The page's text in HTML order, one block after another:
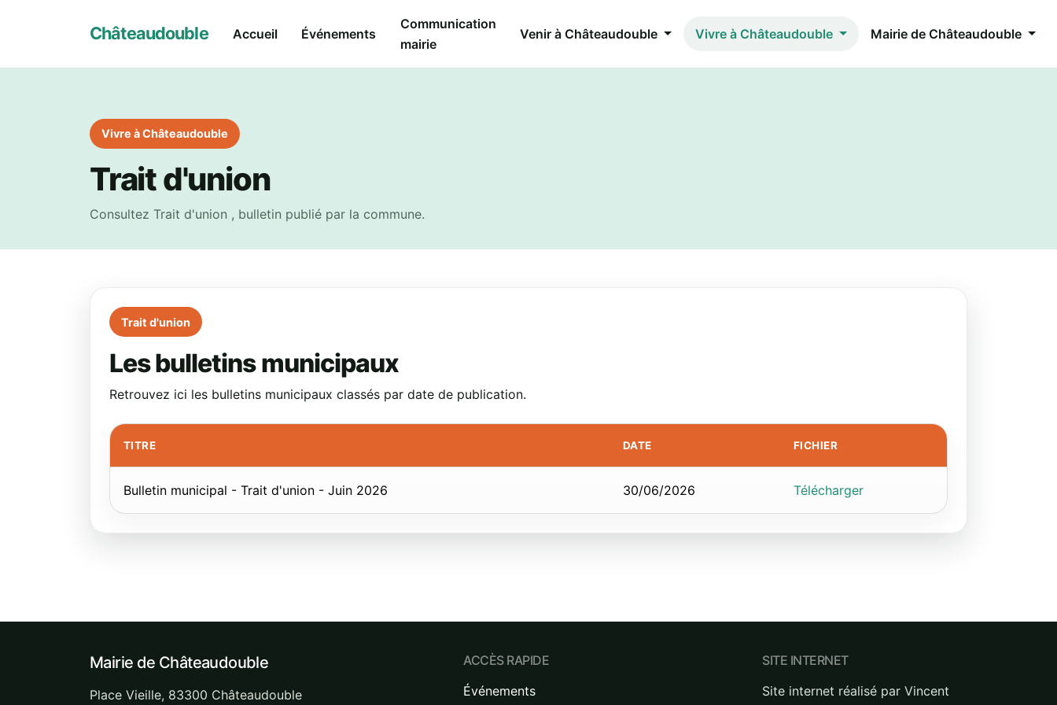
Châteaudouble Accueil Événements
Communication
mairie
Venir à Châteaudouble Vivre à Châteaudouble Mairie de Châteaudouble
Vivre à Châteaudouble
Trait d'union
Consultez Trait d'union , bulletin publié par la commune.
Trait d'union
Les bulletins municipaux
Retrouvez ici les bulletins municipaux classés par date de publication.
TITRE DATE FICHIER
Bulletin municipal - Trait d'union - Juin 2026 30/06/2026 Télécharger
Mairie de Châteaudouble
Place Vieille, 83300 Châteaudouble
ACCÈS RAPIDE
Événements
SITE INTERNET
Site internet réalisé par Vincent